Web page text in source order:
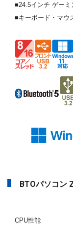
■24.5インチ ゲーミ
■キーボード・マウ
BTOパソコン
CPU性能